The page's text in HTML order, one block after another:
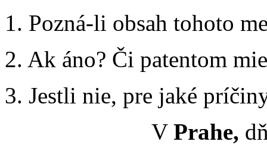
1. Pozná-li obsah tohoto
2. Ak áno? Či patentom
3. Jestli nie, pre jaké
V Prahe,